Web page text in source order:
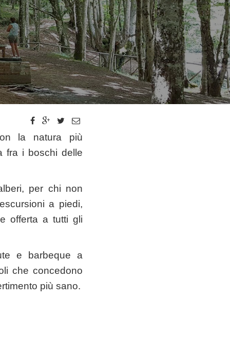
la natura più
fra i boschi delle
per chi non
a piedi,
offerta a tutti gli
e barbeque a
che concedono
più sano.